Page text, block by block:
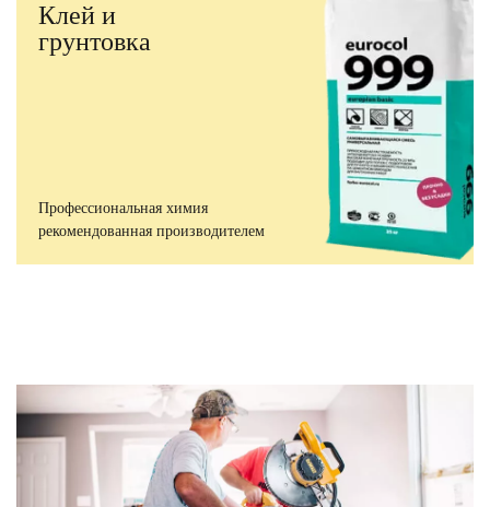
Клей и
грунтовка
Профессиональная химия
рекомендованная производителем